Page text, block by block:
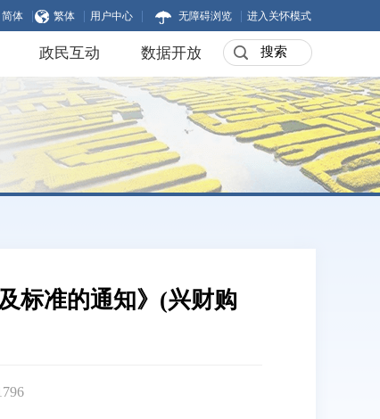
简体 繁体 用户中心 无障碍浏览 进入关怀模式
政民互动 数据开放
标准的通知》(兴财购